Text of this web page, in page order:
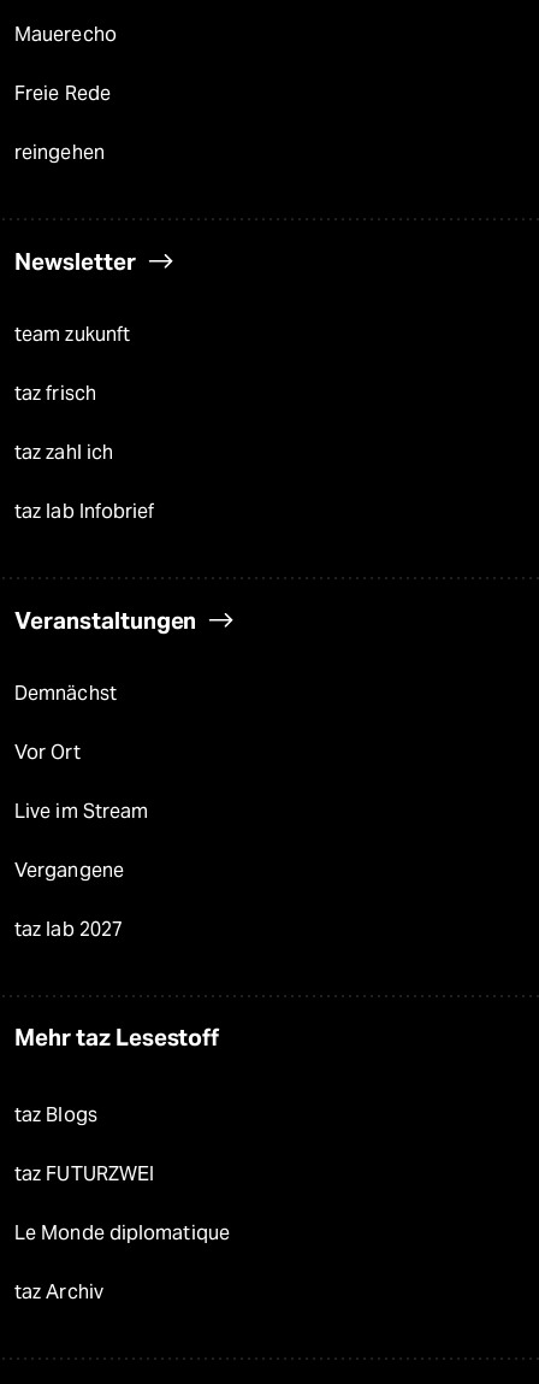
Mauerecho
Freie Rede
reingehen
Newsletter
team zukunft
taz frisch
taz zahl ich
taz lab Infobrief
Veranstaltungen
Demnächst
Vor Ort
Live im Stream
Vergangene
taz lab 2027
Mehr taz Lesestoff
taz Blogs
taz FUTURZWEI
Le Monde diplomatique
taz Archiv